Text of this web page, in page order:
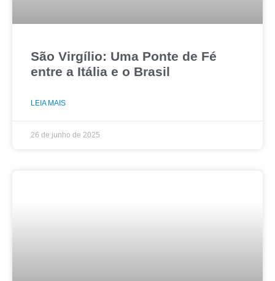
São Virgílio: Uma Ponte de Fé
entre a Itália e o Brasil
LEIA MAIS
26 de junho de 2025